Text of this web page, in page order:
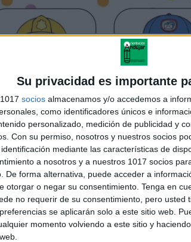
Su privacidad es importante
socios almacenamos y/o accedemos a
como identificadores únicos e
personalizado, medición de publicidad y
Con su permiso, nosotros y nuestros socios
mediante las características de
a nosotros y a nuestros 1017 socios
De forma alternativa, puede acceder a
otorgar o negar su consentimiento. Tenga en
no requerir de su consentimiento, pero usted
se aplicarán solo a este sitio web.
momento volviendo a este sitio y